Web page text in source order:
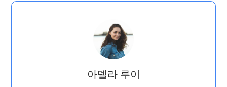
아델라 루이